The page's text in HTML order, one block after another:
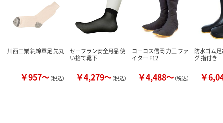
川西工業 純綿軍足 先丸
￥957～（税込）
セーフラン安全用品 使
い捨て靴下
￥4,279～（税込）
コーコス信岡 力王 ファ
イター F12
￥4,488～（税込）
防水ゴム
グ 指付き
￥